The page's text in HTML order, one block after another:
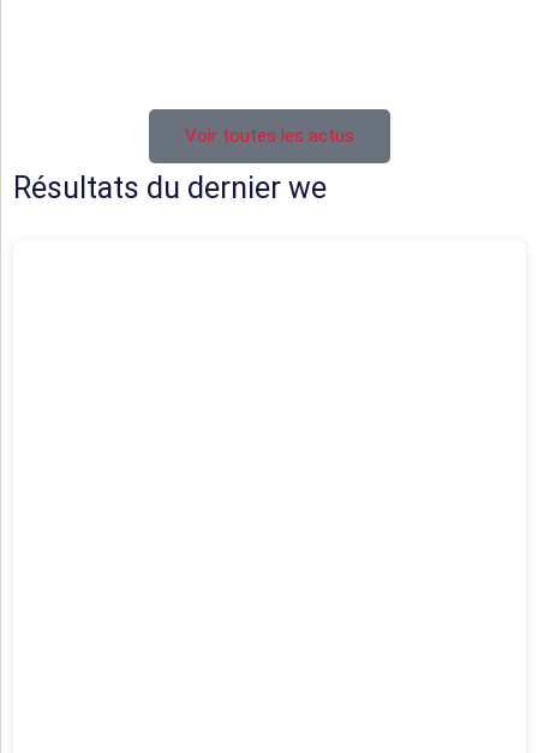
Voir toutes les actus
Résultats du dernier we